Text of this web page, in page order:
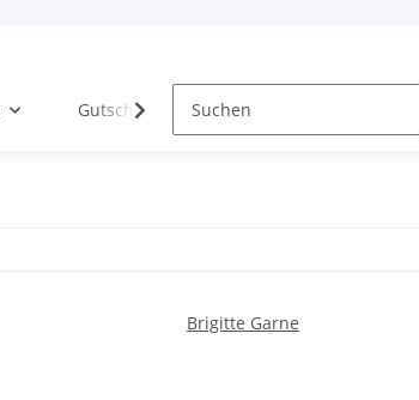
Gutscheine % Angebote %
Brigitte Garne